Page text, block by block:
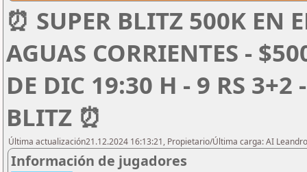
⏰ SUPER BLITZ 500K EN
AGUAS CORRIENTES -
DE DIC 19:30 H - 9 RS
BLITZ ⏰
Última actualización21.12.2024 16:13:21, Propietario/Última carga: AI
Información de jugadores